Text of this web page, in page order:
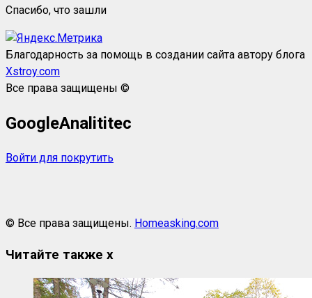
Спасибо, что зашли
Благодарность за помощь в создании сайта автору блога
Xstroy.com
Все права защищены ©
GoogleAnalititec
Войти для покрутить
© Все права защищены. Homeasking.com
Читайте также x